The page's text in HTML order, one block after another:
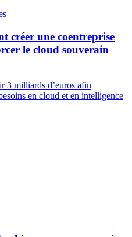
créer une coentreprise
le cloud souverain
3 milliards d’euros afin
en cloud et en intelligence